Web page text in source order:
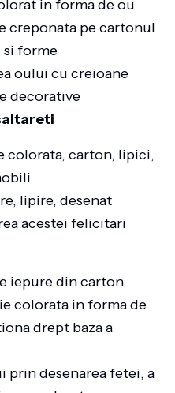
in forma de ou
creponata pe cartonul
si forme
oului cu creioane
decorative
colorata, carton, lipici,
lipire, desenat
acestei felicitari
iepure din carton
colorata in forma de
drept baza a
prin desenarea fetei, a